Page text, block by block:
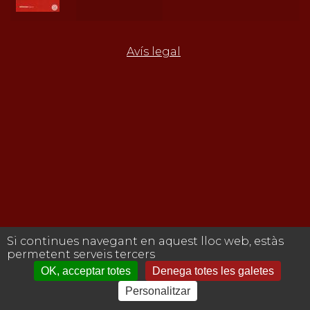
Avís legal
Si continues navegant en aquest lloc web, estàs
permetent serveis tercers
OK, acceptar totes
Denega totes les galetes
Personalitzar